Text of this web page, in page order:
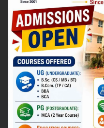
गया?
पड़ा
पारिवारिक विवाद
लगता है कि कलयुग
Niraj Kumar